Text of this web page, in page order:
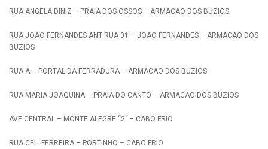
RUA ANGELA DINIZ – PRAIA DOS OSSOS – ARMACAO DOS BUZIOS
RUA JOAO FERNANDES ANT RUA 01 – JOAO FERNANDES – ARMACAO DOS
BUZIOS
RUA A – PORTAL DA FERRADURA – ARMACAO DOS BUZIOS
RUA MARIA JOAQUINA – PRAIA DO CANTO – ARMACAO DOS BUZIOS
AVE CENTRAL – MONTE ALEGRE “2” – CABO FRIO
RUA CEL. FERREIRA – PORTINHO – CABO FRIO